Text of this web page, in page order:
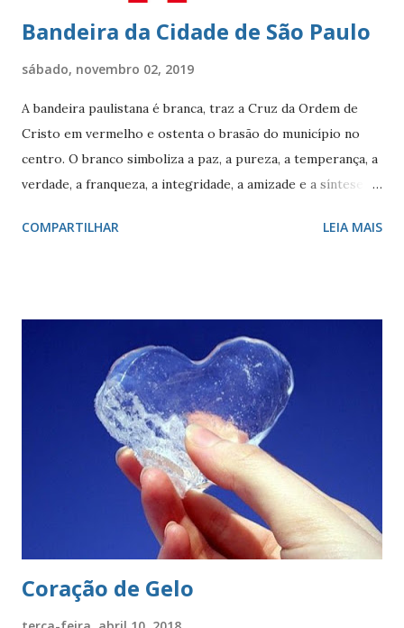
Bandeira da Cidade de São Paulo
sábado, novembro 02, 2019
A bandeira paulistana é branca, traz a Cruz da Ordem de
Cristo em vermelho e ostenta o brasão do município no
centro. O branco simboliza a paz, a pureza, a temperança, a
verdade, a franqueza, a integridade, a amizade e a síntese
valor, a galhardia, a generosidade e a honra. A cruz evoca a
Paulo. O brasão consiste num braço armado empunhando
um pendão branco, de de quatro pontas farpadas,
ostentando a cruz da Ordem de Cristo. O pendão está
fixado em uma haste lanceada, em prata. Encimando o
escudo há uma coroa em ouro, com quatro torres, três
ameias, com uma porta cada. Suportes: dois ramos de café,
frutificados, na sua cor natural. Divisa: ‘Non ducor duco’
(não sou conduzido, conduzo). . A cr...
COMPARTILHAR LEIA MAIS
Coração de Gelo